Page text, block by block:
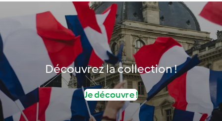
Découvrez la collection !
Je découvre !